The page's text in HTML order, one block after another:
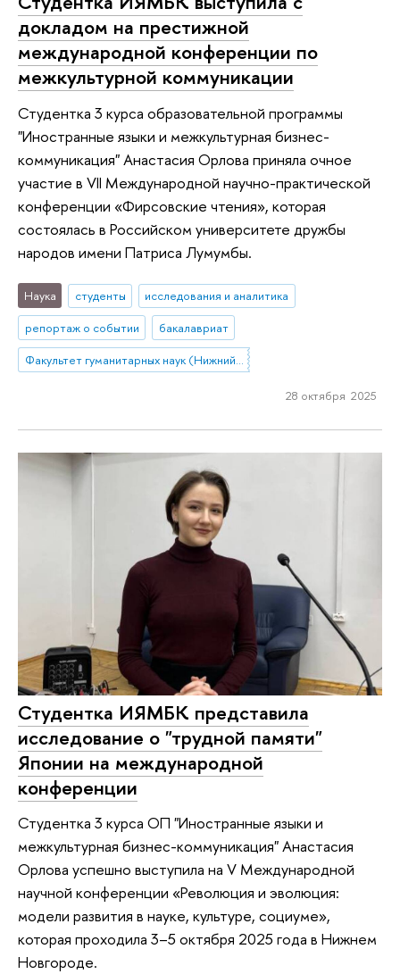
докладом на престижной
международной конференции по
межкультурной коммуникации
Студентка 3 курса образовательной программы
"Иностранные языки и межкультурная бизнес-
коммуникация" Анастасия Орлова приняла очное
участие в VII Международной научно-практической
конференции «Фирсовские чтения», которая
состоялась в Российском университете дружбы
народов имени Патриса Лумумбы.
Наука студенты
исследования и аналитика
репортаж о событии
бакалавриат
Факультет гуманитарных наук (Нижний Новгород)
28 октября 2025
Студентка ИЯМБК представила
исследование о "трудной памяти"
Японии на международной
конференции
Студентка 3 курса ОП "Иностранные языки и
межкультурная бизнес-коммуникация" Анастасия
Орлова успешно выступила на V Международной
научной конференции «Революция и эволюция:
модели развития в науке, культуре, социуме»,
которая проходила 3–5 октября 2025 года в Нижнем
Новгороде.